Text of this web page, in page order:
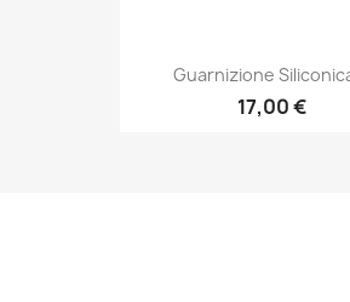
Guarnizione
17,00 €